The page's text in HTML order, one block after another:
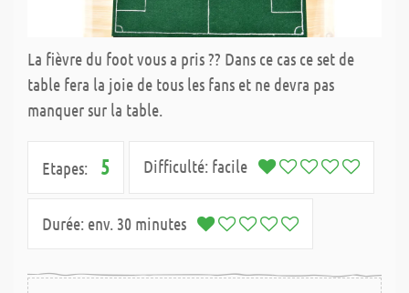
La fièvre du foot vous a pris ?? Dans ce cas ce set de
table fera la joie de tous les fans et ne devra pas
manquer sur la table.
Etapes: 5 Difficulté: facile
Durée: env. 30 minutes